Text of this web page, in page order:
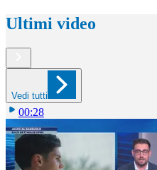
Ultimi video
Vedi tutti
00:28